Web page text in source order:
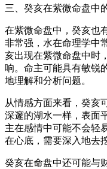
三、癸亥在紫微命盘中
在紫微命盘中，癸亥也
非常强，水在命理学中
亥出现在紫微命盘中时
响。命主可能具有敏锐
地理解和分析问题。
从情感方面来看，癸亥
深邃的湖水一样，表面
主在感情中可能不会轻
在心底，需要深入地去
癸亥在命盘中还可能与